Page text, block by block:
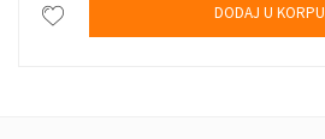
DODAJ U KORPU